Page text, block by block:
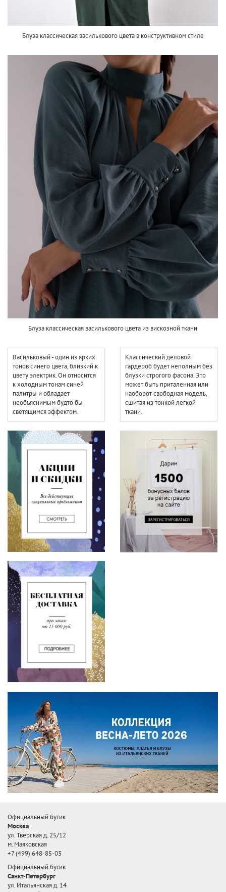
Блуза классическая василькового цвета в конструктивном стиле
Блуза классическая василькового цвета из вискозной ткани
Васильковый - один из ярких
тонов синего цвета, близкий к
цвету электрик. Он относится
к холодным тонам синей
палитры и обладает
необъяснимым будто бы
светящимся эффектом.
Классический деловой
гардероб будет неполным без
блузки строгого фасона. Это
может быть приталенная или
наоборот свободная модель,
сшитая из тонкой легкой
ткани.
Официальный бутик
Москва
ул. Тверская д. 25/12
м. Маяковская
+7 (499) 648-85-03
Официальный бутик
Санкт-Петербург
ул. Итальянская д. 14